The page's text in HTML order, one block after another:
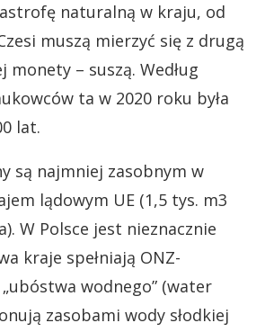
naturalną w kraju, od
muszą mierzyć się z drugą
– suszą. Według
ta w 2020 roku była
lat.
są najmniej zasobnym w
lądowym UE (1,5 tys. m3
W Polsce jest nieznacznie
kraje spełniają ONZ-
wodnego” (water
zasobami wody słodkiej